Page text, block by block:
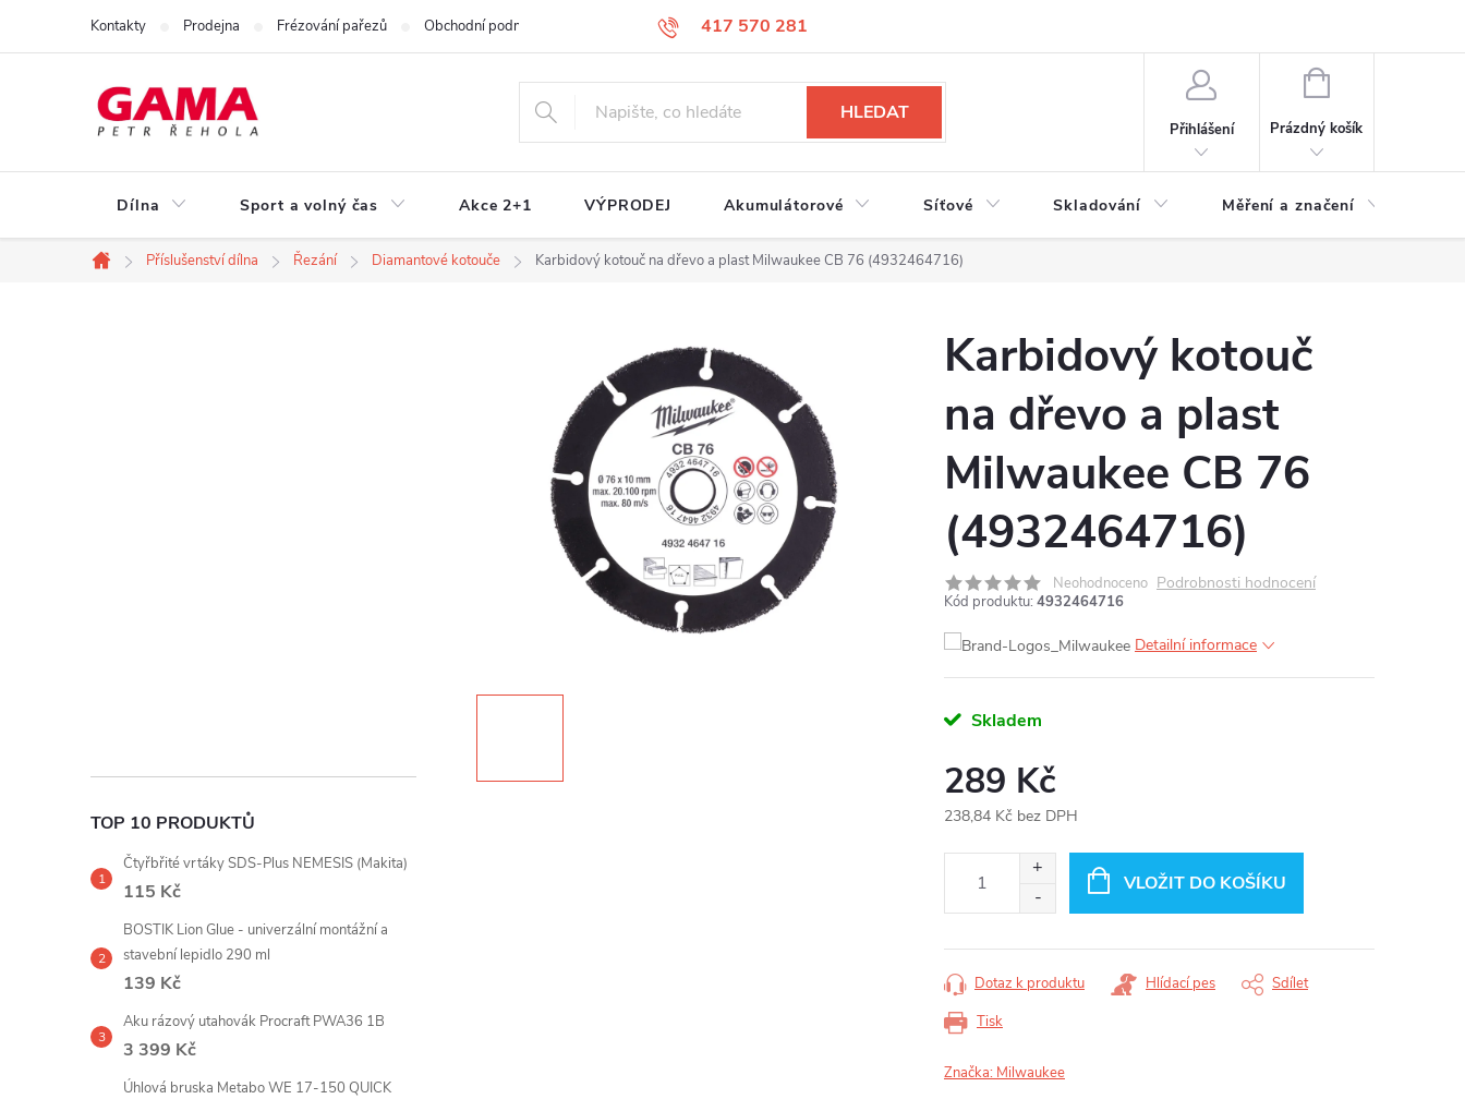
417 570 281
Kontakty Prodejna Frézování pařezů Obchodní podmínky Podmínky ochrany osobních údajů
HLEDAT
Přihlášení
NÁKUPNÍ
Prázdný košík
Dílna Sport a volný čas Akce 2+1 VÝPRODEJ Akumulátorové Síťové Skladování Měření a značení
Domů
Příslušenství dílna Řezání Diamantové kotouče Karbidový kotouč na dřevo a plast Milwaukee CB 76 (4932464716)
í
p
a
n
l
TOP 10 PRODUKTŮ
Čtyřbřité vrtáky SDS-Plus NEMESIS (Makita)
115 Kč
BOSTIK Lion Glue - univerzální montážní a
stavební lepidlo 290 ml
139 Kč
Aku rázový utahovák Procraft PWA36 1B
3 399 Kč
Úhlová bruska Metabo WE 17-150 QUICK
Karbidový kotouč
na dřevo a plast
Milwaukee CB 76
(4932464716)
Neohodnoceno Podrobnosti hodnocení
Kód produktu: 4932464716
Detailní informace
Skladem
289 Kč
238,84 Kč bez DPH
VLOŽIT DO KOŠÍKU
Tisk
Dotaz k produktu Hlídací pes Sdílet
Značka: Milwaukee